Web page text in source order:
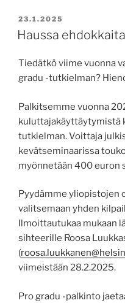
JULKAISTU
23.1.2025
Haussa
Tiedätkö viime vuonna
gradu -tutkielman?
Palkitsemme vuonna
kuluttajakäyttäytymistä
tutkielman. Voittaja
kevätseminaarissa
myönnetään 400 euron
Pyydämme yliopistojen
valitsemaan yhden
Ilmoittautukaa mukaan
sihteerille Roosa
(
viimeistään 28.2.2025.
Pro gradu -palkinto